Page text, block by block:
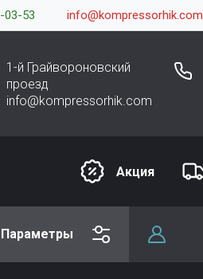
03-53 info@kompressorhik.com
1-й Грайвороновский
проезд
info@kompressorhik.com
Акция
Параметры